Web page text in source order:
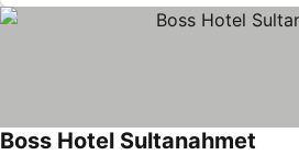
Boss Hotel Sultanahmet